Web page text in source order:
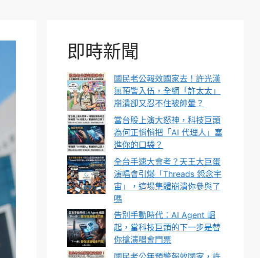
即時新聞
國民老公報效國家去！許光漢
無預警入伍，全網「許太太」
崩潰卻又忍不住被帥暈？
當台股上演大怒神，科技巨頭
為何正悄悄把「AI 代理人」塞
進你的口袋？
全台手速大會考？天王大巨蛋
演唱會引爆「Threads 怨念宇
宙」，這場集體崩潰你參與了
嗎
告別手動時代：AI Agent 崛
起，當科技巨頭的下一步是替
你搶演唱會門票